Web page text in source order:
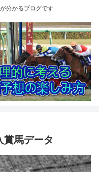
分かるブログです
賞馬データ